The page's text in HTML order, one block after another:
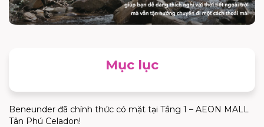
Mục lục
Beneunder đã chính thức có mặt tại Tầng 1 – AEON MALL
Tân Phú Celadon!